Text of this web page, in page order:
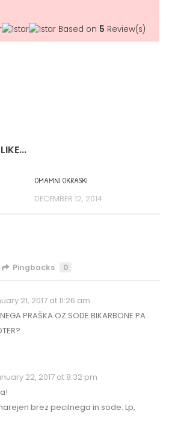
Based on 5 Review(s)
OMAMNI OKRASKI
DECEMBER 12, 2014
Pingbacks 0
21, 2017 at 11:26 am
PRAŠKA OZ SODE BIKARBONE PA
22, 2017 at 8:32 pm
brez pecilnega in sode. Lp,